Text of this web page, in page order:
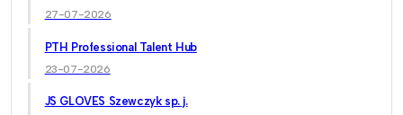
27-07-2026
PTH Professional Talent Hub
23-07-2026
JS GLOVES Szewczyk sp. j.